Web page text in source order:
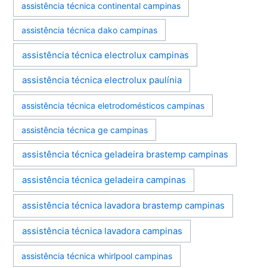
assistência técnica continental campinas
assistência técnica dako campinas
assistência técnica electrolux campinas
assistência técnica electrolux paulínia
assistência técnica eletrodomésticos campinas
assistência técnica ge campinas
assistência técnica geladeira brastemp campinas
assistência técnica geladeira campinas
assistência técnica lavadora brastemp campinas
assistência técnica lavadora campinas
assistência técnica whirlpool campinas